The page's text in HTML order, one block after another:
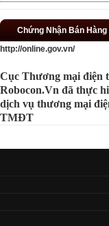
Chứng Nhận Bán Hàng
http://online.gov.vn/
Cục Thương mại điện
Robocon.Vn đã thực
dịch vụ thương mại
TMĐT